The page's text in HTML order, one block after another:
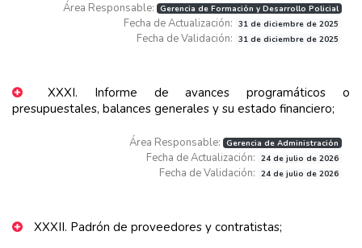
Área Responsable: Gerencia de Formación y Desarrollo Policial
Fecha de Actualización: 31 de diciembre de 2025
Fecha de Validación: 31 de diciembre de 2025
XXXI. Informe de avances programáticos o
presupuestales, balances generales y su estado financiero;
Área Responsable: Gerencia de Administración
Fecha de Actualización: 24 de julio de 2026
Fecha de Validación: 24 de julio de 2026
XXXII. Padrón de proveedores y contratistas;